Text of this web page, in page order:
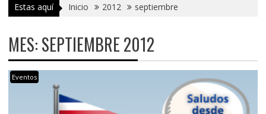
Estas aquí Inicio 2012 septiembre
MES:SEPTIEMBRE 2012
Eventos